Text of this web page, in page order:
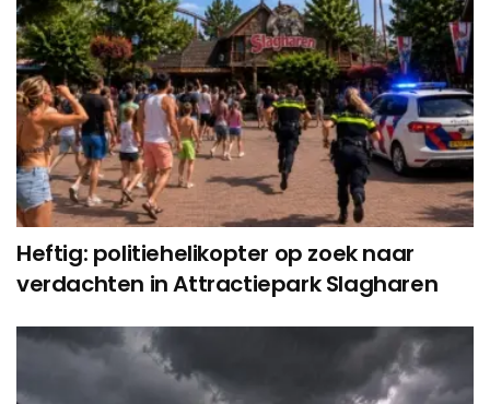
Heftig: politiehelikopter op zoek naar
verdachten in Attractiepark Slagharen